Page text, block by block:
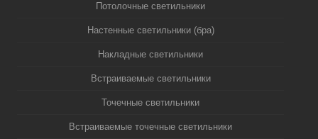
Потолочные светильники
Настенные светильники (бра)
Накладные светильники
Встраиваемые светильники
Точечные светильники
Встраиваемые точечные светильники